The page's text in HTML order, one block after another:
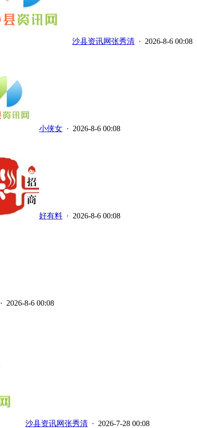
沙县资讯网张秀清 · 2026-8-6 00:08
小侠女 · 2026-8-6 00:08
好有料 · 2026-8-6 00:08
· 2026-8-6 00:08
沙县资讯网张秀清 · 2026-7-28 00:08